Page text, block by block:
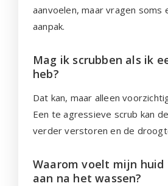
aanvoelen, maar vragen soms
aanpak.
Mag ik scrubben als ik
heb?
Dat kan, maar alleen
Een te agressieve scrub kan
verder verstoren en de
Waarom voelt mijn
aan na het wassen?